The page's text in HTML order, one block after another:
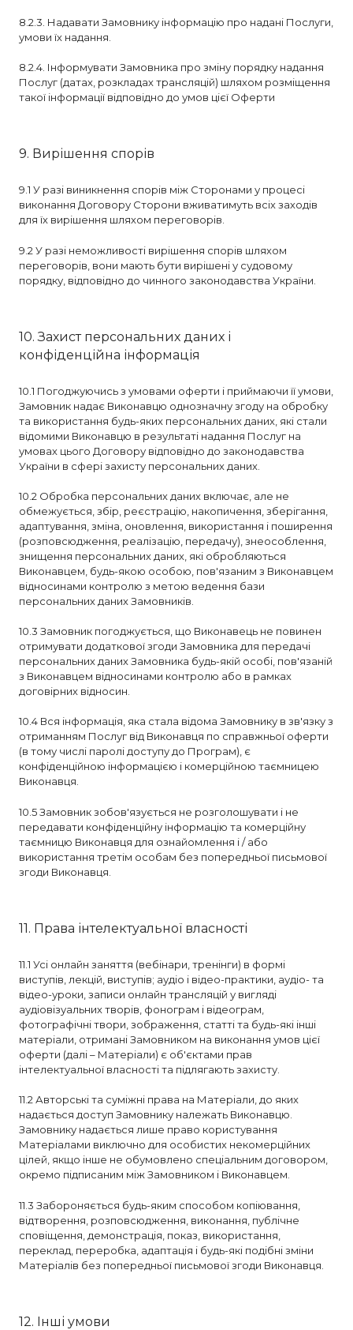
8.2.3. Надавати Замовнику інформацію про надані Послуги,
умови їх надання.
8.2.4. Інформувати Замовника про зміну порядку надання
Послуг (датах, розкладах трансляцій) шляхом розміщення
такої інформації відповідно до умов цієї Оферти
9. Вирішення спорів
9.1 У разі виникнення спорів між Сторонами у процесі
виконання Договору Сторони вживатимуть всіх заходів
для їх вирішення шляхом переговорів.
9.2 У разі неможливості вирішення спорів шляхом
переговорів, вони мають бути вирішені у судовому
порядку, відповідно до чинного законодавства України.
10. Захист персональних даних і
конфіденційна інформація
10.1 Погоджуючись з умовами оферти і приймаючи її умови,
Замовник надає Виконавцю однозначну згоду на обробку
та використання будь-яких персональних даних, які стали
відомими Виконавцю в результаті надання Послуг на
умовах цього Договору відповідно до законодавства
України в сфері захисту персональних даних.
10.2 Обробка персональних даних включає, але не
обмежується, збір, реєстрацію, накопичення, зберігання,
адаптування, зміна, оновлення, використання і поширення
(розповсюдження, реалізацію, передачу), знеособлення,
знищення персональних даних, які обробляються
Виконавцем, будь-якою особою, пов'язаним з Виконавцем
відносинами контролю з метою ведення бази
персональних даних Замовників.
10.3 Замовник погоджується, що Виконавець не повинен
отримувати додаткової згоди Замовника для передачі
персональних даних Замовника будь-якій особі, пов'язаній
з Виконавцем відносинами контролю або в рамках
договірних відносин.
10.4 Вся інформація, яка стала відома Замовнику в зв'язку з
отриманням Послуг від Виконавця по справжньої оферти
(в тому числі паролі доступу до Програм), є
конфіденційною інформацією і комерційною таємницею
Виконавця.
10.5 Замовник зобов'язується не розголошувати і не
передавати конфіденційну інформацію та комерційну
таємницю Виконавця для ознайомлення і / або
використання третім особам без попередньої письмової
згоди Виконавця.
11. Права інтелектуальної власності
11.1 Усі онлайн заняття (вебінари, тренінги) в формі
виступів, лекцій, виступів; аудіо і відео-практики, аудіо- та
відео-уроки, записи онлайн трансляцій у вигляді
аудіовізуальних творів, фонограм і відеограм,
фотографічні твори, зображення, статті та будь-які інші
матеріали, отримані Замовником на виконання умов цієї
оферти (далі – Матеріали) є об'єктами прав
інтелектуальної власності та підлягають захисту.
11.2 Авторські та суміжні права на Матеріали, до яких
надається доступ Замовнику належать Виконавцю.
Замовнику надається лише право користування
Матеріалами виключно для особистих некомерційних
цілей, якщо інше не обумовлено спеціальним договором,
окремо підписаним між Замовником і Виконавцем.
11.3 Забороняється будь-яким способом копіювання,
відтворення, розповсюдження, виконання, публічне
сповіщення, демонстрація, показ, використання,
переклад, переробка, адаптація і будь-які подібні зміни
Матеріалів без попередньої письмової згоди Виконавця.
12. Інші умови